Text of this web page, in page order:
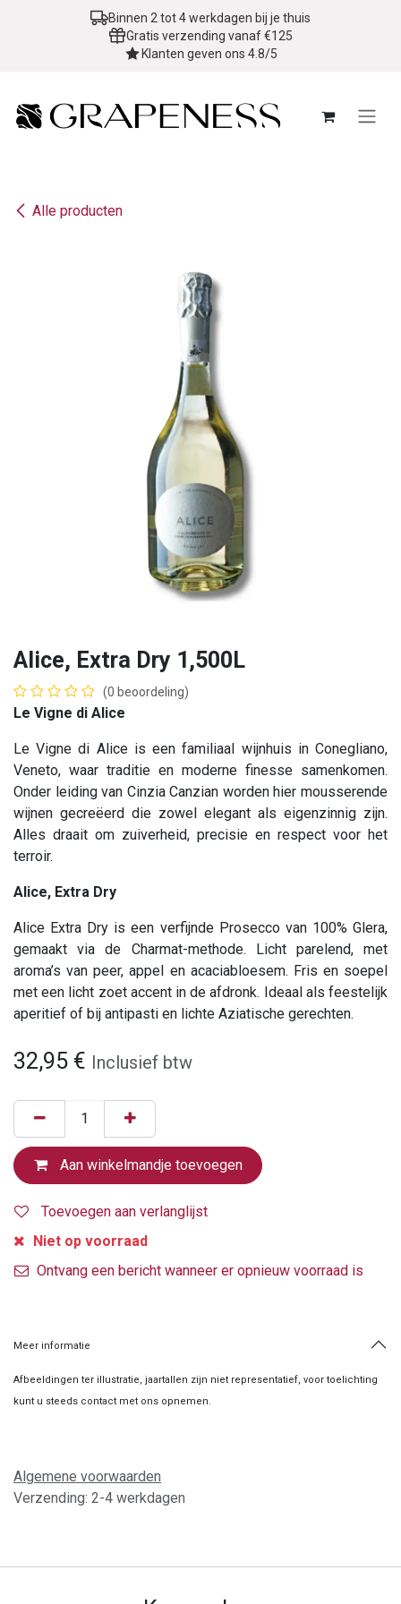
Overslaan naar inhoudBinnen 2 tot 4 werkdagen bij je thuis
Gratis verzending vanaf €125
Klanten geven ons 4.8/5
Alle producten
Alice, Extra Dry 1,500L
(0 beoordeling)
Le Vigne di Alice
Le Vigne di Alice is een familiaal wijnhuis in Conegliano,
Veneto, waar traditie en moderne finesse samenkomen.
Onder leiding van Cinzia Canzian worden hier mousserende
wijnen gecreëerd die zowel elegant als eigenzinnig zijn.
Alles draait om zuiverheid, precisie en respect voor het
terroir.
Alice, Extra Dry
Alice Extra Dry is een verfijnde Prosecco van 100% Glera,
gemaakt via de Charmat-methode. Licht parelend, met
aroma’s van peer, appel en acaciabloesem. Fris en soepel
met een licht zoet accent in de afdronk. Ideaal als feestelijk
aperitief of bij antipasti en lichte Aziatische gerechten.
32,95 € Inclusief btw
Aan winkelmandje toevoegen
Toevoegen aan verlanglijst
Niet op voorraad
Ontvang een bericht wanneer er opnieuw voorraad is
Meer informatie
Afbeeldingen ter illustratie, jaartallen zijn niet representatief, voor toelichting
kunt u steeds contact met ons opnemen.
Algemene voorwaarden
Verzending: 2-4 werkdagen